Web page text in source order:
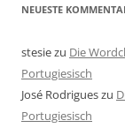
NEUESTE
stesiezu Die
Portugiesisch
José Rodrigueszu
Portugiesisch